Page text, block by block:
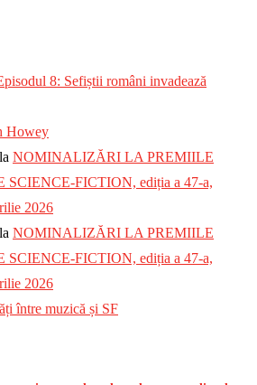
8: Sefiștii români invadează
Howey
la NOMINALIZĂRI LA PREMIILE
FICTION, ediția a 47-a,
2026
la NOMINALIZĂRI LA PREMIILE
FICTION, ediția a 47-a,
2026
între muzică și SF